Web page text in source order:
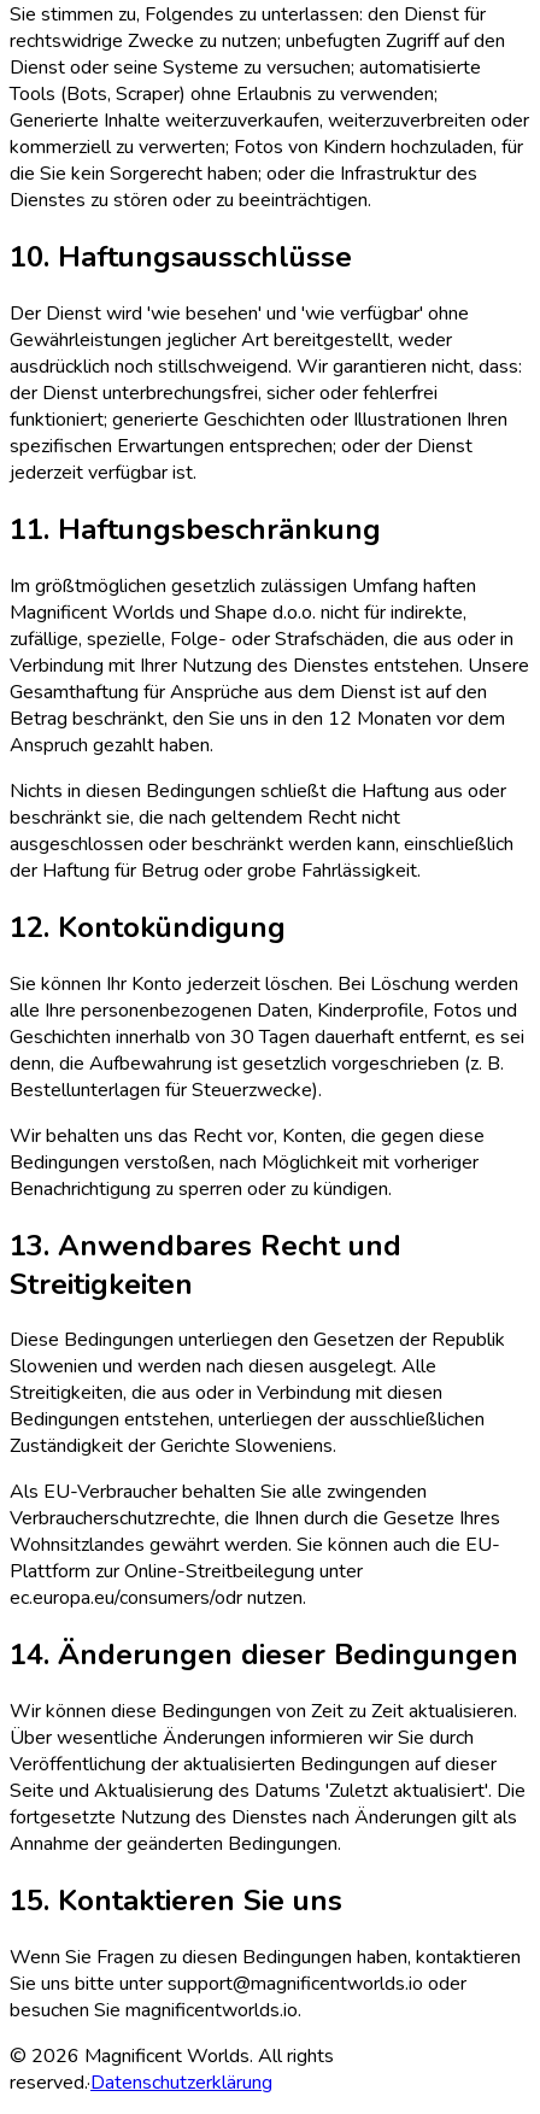
Sie stimmen zu, Folgendes zu unterlassen: den Dienst für
rechtswidrige Zwecke zu nutzen; unbefugten Zugriff auf den
Dienst oder seine Systeme zu versuchen; automatisierte
Tools (Bots, Scraper) ohne Erlaubnis zu verwenden;
Generierte Inhalte weiterzuverkaufen, weiterzuverbreiten oder
kommerziell zu verwerten; Fotos von Kindern hochzuladen, für
die Sie kein Sorgerecht haben; oder die Infrastruktur des
Dienstes zu stören oder zu beeinträchtigen.
10. Haftungsausschlüsse
Der Dienst wird 'wie besehen' und 'wie verfügbar' ohne
Gewährleistungen jeglicher Art bereitgestellt, weder
ausdrücklich noch stillschweigend. Wir garantieren nicht, dass:
der Dienst unterbrechungsfrei, sicher oder fehlerfrei
funktioniert; generierte Geschichten oder Illustrationen Ihren
spezifischen Erwartungen entsprechen; oder der Dienst
jederzeit verfügbar ist.
11. Haftungsbeschränkung
Im größtmöglichen gesetzlich zulässigen Umfang haften
Magnificent Worlds und Shape d.o.o. nicht für indirekte,
zufällige, spezielle, Folge- oder Strafschäden, die aus oder in
Verbindung mit Ihrer Nutzung des Dienstes entstehen. Unsere
Gesamthaftung für Ansprüche aus dem Dienst ist auf den
Betrag beschränkt, den Sie uns in den 12 Monaten vor dem
Anspruch gezahlt haben.
Nichts in diesen Bedingungen schließt die Haftung aus oder
beschränkt sie, die nach geltendem Recht nicht
ausgeschlossen oder beschränkt werden kann, einschließlich
der Haftung für Betrug oder grobe Fahrlässigkeit.
12. Kontokündigung
Sie können Ihr Konto jederzeit löschen. Bei Löschung werden
alle Ihre personenbezogenen Daten, Kinderprofile, Fotos und
Geschichten innerhalb von 30 Tagen dauerhaft entfernt, es sei
denn, die Aufbewahrung ist gesetzlich vorgeschrieben (z. B.
Bestellunterlagen für Steuerzwecke).
Wir behalten uns das Recht vor, Konten, die gegen diese
Bedingungen verstoßen, nach Möglichkeit mit vorheriger
Benachrichtigung zu sperren oder zu kündigen.
13. Anwendbares Recht und
Streitigkeiten
Diese Bedingungen unterliegen den Gesetzen der Republik
Slowenien und werden nach diesen ausgelegt. Alle
Streitigkeiten, die aus oder in Verbindung mit diesen
Bedingungen entstehen, unterliegen der ausschließlichen
Zuständigkeit der Gerichte Sloweniens.
Als EU-Verbraucher behalten Sie alle zwingenden
Verbraucherschutzrechte, die Ihnen durch die Gesetze Ihres
Wohnsitzlandes gewährt werden. Sie können auch die EU-
Plattform zur Online-Streitbeilegung unter
ec.europa.eu/consumers/odr nutzen.
14. Änderungen dieser Bedingungen
Wir können diese Bedingungen von Zeit zu Zeit aktualisieren.
Über wesentliche Änderungen informieren wir Sie durch
Veröffentlichung der aktualisierten Bedingungen auf dieser
Seite und Aktualisierung des Datums 'Zuletzt aktualisiert'. Die
fortgesetzte Nutzung des Dienstes nach Änderungen gilt als
Annahme der geänderten Bedingungen.
15. Kontaktieren Sie uns
Wenn Sie Fragen zu diesen Bedingungen haben, kontaktieren
Sie uns bitte unter support@magnificentworlds.io oder
besuchen Sie magnificentworlds.io.
© 2026 Magnificent Worlds. All rights
reserved.·Datenschutzerklärung